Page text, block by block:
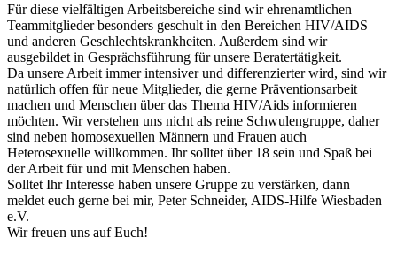
Für diese vielfältigen Arbeitsbereiche sind wir ehrenamtlichen
Teammitglieder besonders geschult in den Bereichen HIV/AIDS
und anderen Geschlechtskrankheiten. Außerdem sind wir
ausgebildet in Gesprächsführung für unsere Beratertätigkeit.
Da unsere Arbeit immer intensiver und differenzierter wird, sind wir
natürlich offen für neue Mitglieder, die gerne Präventionsarbeit
machen und Menschen über das Thema HIV/Aids informieren
möchten. Wir verstehen uns nicht als reine Schwulengruppe, daher
sind neben homosexuellen Männern und Frauen auch
Heterosexuelle willkommen. Ihr solltet über 18 sein und Spaß bei
der Arbeit für und mit Menschen haben.
Solltet Ihr Interesse haben unsere Gruppe zu verstärken, dann
meldet euch gerne bei mir, Peter Schneider, AIDS-Hilfe Wiesbaden
e.V.
Wir freuen uns auf Euch!